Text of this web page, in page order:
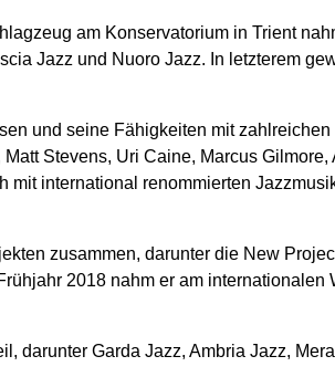
am Konservatorium in Trient
Jazz und Nuoro Jazz. In letzterem
und seine Fähigkeiten mit
Stevens, Uri Caine, Marcus
international renommierten
zusammen, darunter die New
2018 nahm er am
darunter Garda Jazz, Ambria Jazz,